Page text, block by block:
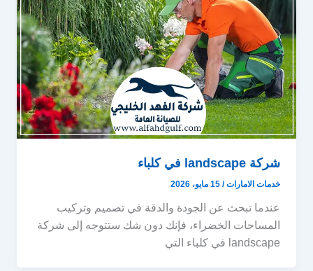
شركة landscape في كلباء
خدمات الامارات/15 مايو، 2026
عندما تبحث عن الجودة والدقة في تصميم وتركيب
المساحات الخضراء، فإنك دون شك ستتوجه إلى شركة
landscape في كلباء التي